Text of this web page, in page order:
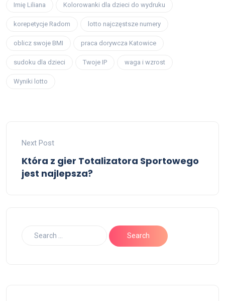
Imię Liliana Kolorowanki dla dzieci do wydruku
korepetycje Radom lotto najczęstsze numery
oblicz swoje BMI praca dorywcza Katowice
sudoku dla dzieci Twoje IP waga i wzrost
Wyniki lotto
Next Post
Która z gier Totalizatora Sportowego
jest najlepsza?